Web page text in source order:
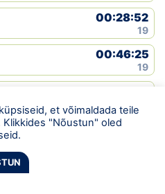
00:28:52
19
00:46:25
19
00:49:53
et võimaldada teile
"Nõustun" oled